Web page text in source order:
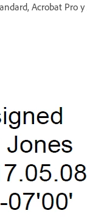
Acrobat Pro